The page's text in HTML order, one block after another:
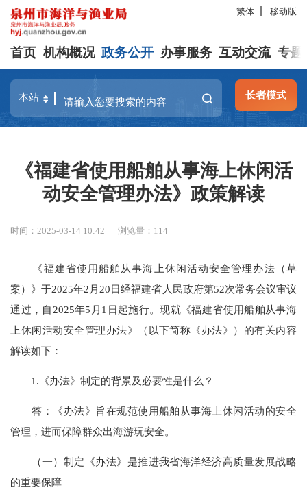
繁体 移动版
首页 机构概况 政务公开 办事服务 互动交流 专题
长者模式
《福建省使用船舶从事海上休闲活
动安全管理办法》政策解读
时间：2025-03-14 10:42 浏览量： 114
《福建省使用船舶从事海上休闲活动安全管理办法（草
案）》于2025年2月20日经福建省人民政府第52次常务会议审议
通过，自2025年5月1日起施行。现就《福建省使用船舶从事海
上休闲活动安全管理办法》（以下简称《办法》）的有关内容
解读如下：
1.《办法》制定的背景及必要性是什么？
答：《办法》旨在规范使用船舶从事海上休闲活动的安全
管理，进而保障群众出海游玩安全。
（一）制定《办法》是推进我省海洋经济高质量发展战略
的重要保障